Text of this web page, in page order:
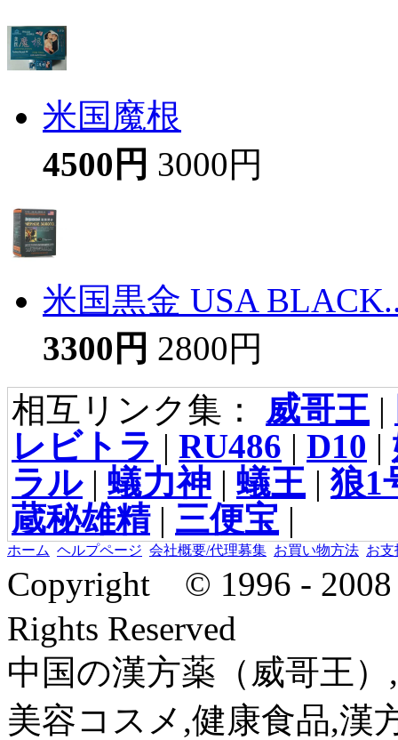
米国魔根
4500円 3000円
米国黒金 USA
3300円 2800円
相互リンク集： 威哥王|
レビトラ | RU486 | D10 |
ラル| 蟻力神 | 蟻王|狼1
蔵秘雄精| 三便宝 |
ホーム ヘルプページ 会社概要/代理募集 お買い物方法 お支
Copyright © 1996 -
Rights Reserved
中国の漢方薬（威哥王
美容コスメ,健康食品,漢